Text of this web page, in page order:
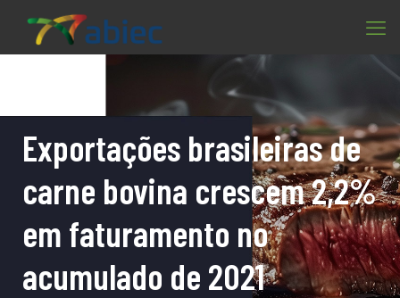
Exportações brasileiras de
carne bovina crescem 2,2%
em faturamento no
acumulado de 2021